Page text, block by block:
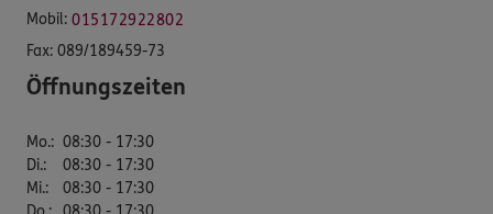
Mobil: 015172922802
Fax: 089/189459-73
Öffnungszeiten
Mo.: 08:30 - 17:30
Di.:
08:30 - 17:30
Mi.:
08:30 - 17:30